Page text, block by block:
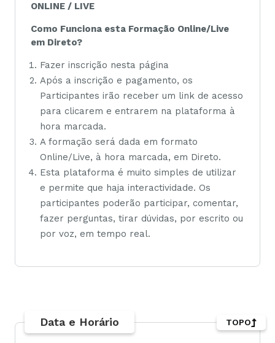
ONLINE / LIVE
Como Funciona esta Formação Online/Live
em Direto?
Fazer inscrição nesta página
Após a inscrição e pagamento, os
Participantes irão receber um link de acesso
para clicarem e entrarem na plataforma à
hora marcada.
A formação será dada em formato
Online/Live, à hora marcada, em Direto.
Esta plataforma é muito simples de utilizar
e permite que haja interactividade. Os
participantes poderão participar, comentar,
fazer perguntas, tirar dúvidas, por escrito ou
por voz, em tempo real.
Data e Horário TOPO